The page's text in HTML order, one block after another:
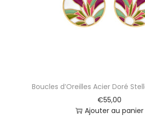
Boucles d’Oreilles Acier Doré Stella
€55,00
Ajouter au panier